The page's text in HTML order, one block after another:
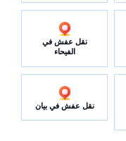
نقل عفش في
الفيحاء
نقل عفش في بيان